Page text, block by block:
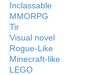
Inclassable
MMORPG
Tir
Visual novel
Rogue-Like
Minecraft-like
LEGO